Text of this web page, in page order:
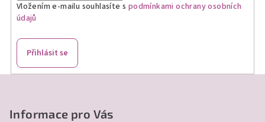
Vložením e-mailu souhlasíte s podmínkami ochrany osobních
údajů
Přihlásit se
Informace pro Vás